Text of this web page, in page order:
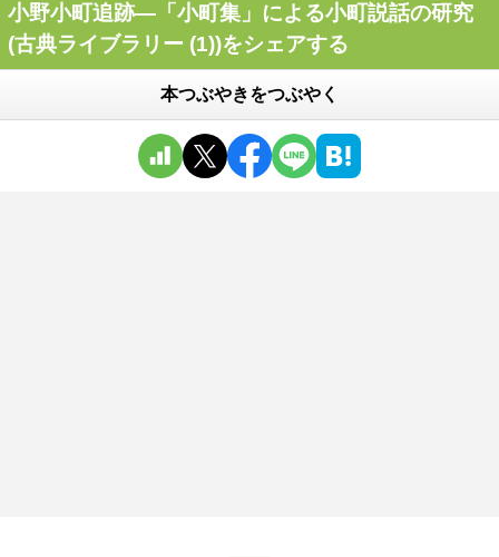
小野小町追跡―「小町集」による小町説話の研究
(古典ライブラリー (1))をシェアする
本つぶやきをつぶやく